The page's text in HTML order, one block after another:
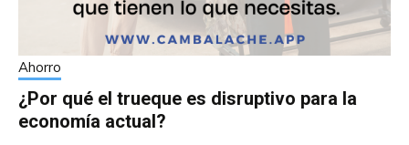
Ahorro
¿Por qué el trueque es disruptivo para la
economía actual?